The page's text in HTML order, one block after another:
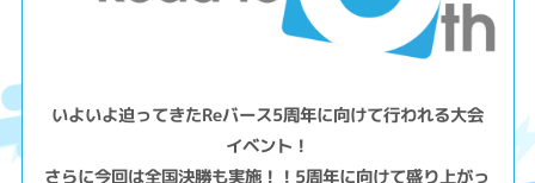
いよいよ迫ってきたReバース5周年に向けて行われる大会
イベント！
さらに今回は全国決勝も実施！！5周年に向けて盛り上がっ